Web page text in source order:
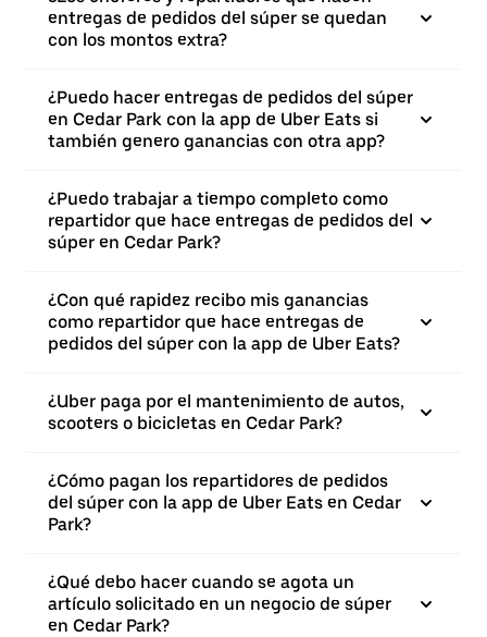
entregas de pedidos del súper se quedan
con los montos extra?
¿Puedo hacer entregas de pedidos del súper
en Cedar Park con la app de Uber Eats si
también genero ganancias con otra app?
¿Puedo trabajar a tiempo completo como
repartidor que hace entregas de pedidos del
súper en Cedar Park?
¿Con qué rapidez recibo mis ganancias
como repartidor que hace entregas de
pedidos del súper con la app de Uber Eats?
¿Uber paga por el mantenimiento de autos,
scooters o bicicletas en Cedar Park?
¿Cómo pagan los repartidores de pedidos
del súper con la app de Uber Eats en Cedar
Park?
¿Qué debo hacer cuando se agota un
artículo solicitado en un negocio de súper
en Cedar Park?